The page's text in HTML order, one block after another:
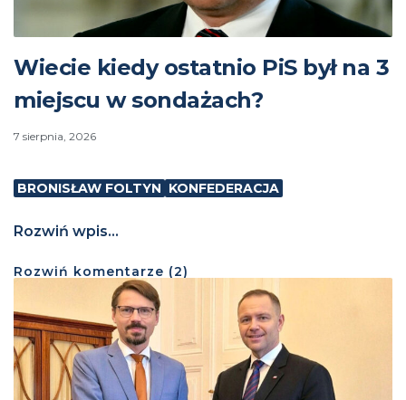
Wiecie kiedy ostatnio PiS był na 3
miejscu w sondażach?
7 sierpnia, 2026
BRONISŁAW FOLTYN KONFEDERACJA
Rozwiń wpis...
Rozwiń komentarze (2)